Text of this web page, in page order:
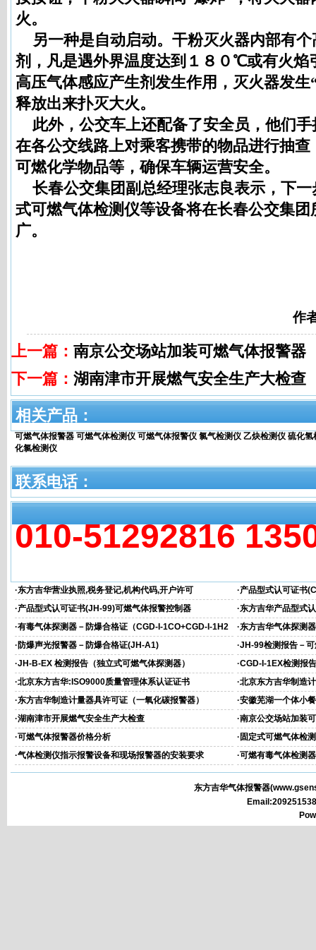
火。
另一种是自动启动。干粉灭火器内部有个
剂，凡是遇外界温度达到１８０℃或有火焰
高压气体感应产生剂发生作用，灭火器发生
释放出来扑灭大火。
此外，公交车上还配备了安全员，他们手
在各公交线路上对乘客携带的物品进行抽
可燃化学物品等，确保车辆运营安全。
长春公交集团副总经理张志良表示，下一
式可燃气体检测仪等设备将在长春公交集
广。
作
上一篇： 南京公交场站加装可燃气体报警器
下一篇： 湖南津市开展燃气安全生产大检查
相关产品：
可燃气体报警器 可燃气体检测仪 可燃气体报警仪 氯气检测仪 乙炔检测仪 硫化氢
化氯检测仪
联系电话：
010-51292816
·东方吉华营业执照,税务登记,机构代码,开户许可 ·产品型式认可证书
·产品型式认可证书(JH-99)可燃气体报警控制器 ·东方吉华产品型式
器)
·有毒气体探测器－防爆合格证（CGD-I-1CO+CGD-I-1H2
S）
·东方吉华气体探测
· 防爆声光报警器－防爆合格证(JH-A1) ·JH-99检测报告－
·JH-B-EX 检测报告（独立式可燃气体探测器） ·CGD-I-1EX检测报
心）
·北京东方吉华:ISO9000质量管理体系认证证书 ·北京东方吉华制造
·东方吉华制造计量器具许可证（一氧化碳报警器） ·安徽芜湖一个体小
·湖南津市开展燃气安全生产大检查 ·南京公交场站加装
·可燃气体报警器价格分析 · 固定式可燃气体检
·气体检测仪指示报警设备和现场报警器的安装要求 ·可燃有毒气体检测
东方吉华气体报警器(